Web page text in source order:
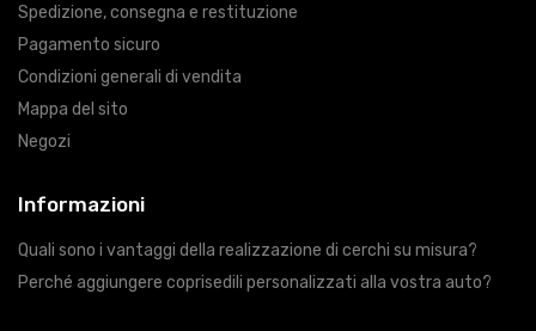
Spedizione, consegna e restituzione
Pagamento sicuro
Condizioni generali di vendita
Mappa del sito
Negozi
Informazioni
Quali sono i vantaggi della realizzazione di cerchi su misura?
Perché aggiungere coprisedili personalizzati alla vostra auto?